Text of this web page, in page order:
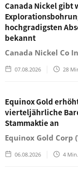
Canada Nickel gibt
hochgradigsten
bekannt
Canada Nickel Co
07.08.2026 28
Equinox Gold
vierteljährliche
Stammaktie an
Equinox Gold Corp
06.08.2026 4